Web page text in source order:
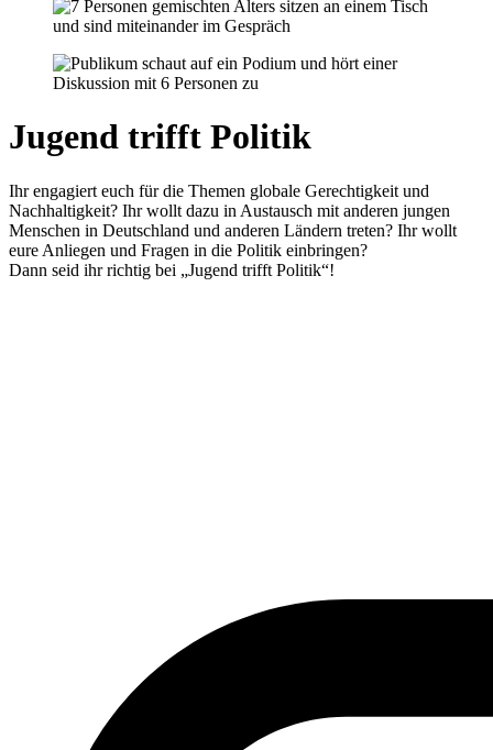
Jugend trifft Politik
Ihr engagiert euch für die Themen globale Gerechtigkeit und
Nachhaltigkeit? Ihr wollt dazu in Austausch mit anderen jungen
Menschen in Deutschland und anderen Ländern treten? Ihr wollt
eure Anliegen und Fragen in die Politik einbringen?
Dann seid ihr richtig bei „Jugend trifft Politik“!